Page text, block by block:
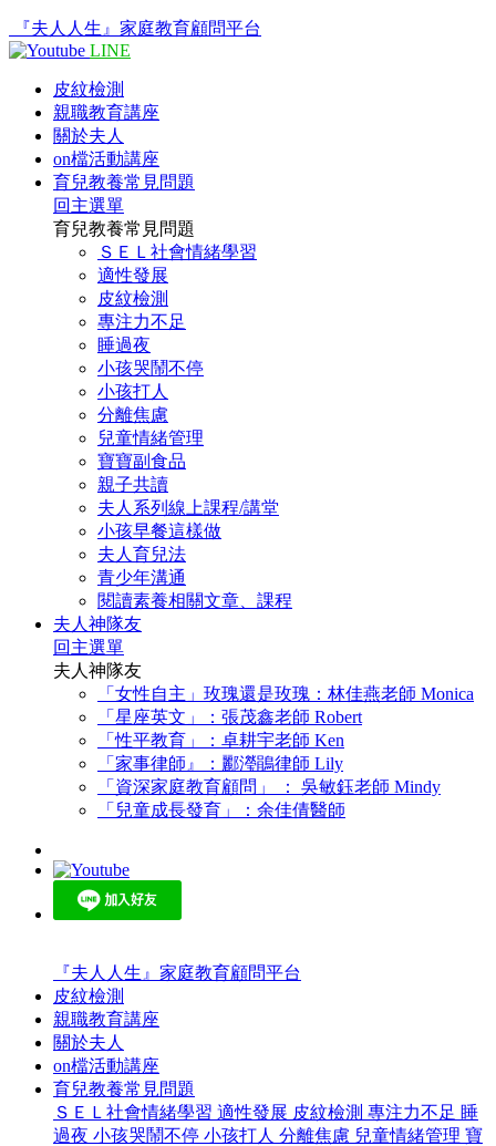
『夫人人生』家庭教育顧問平台
LINE
皮紋檢測
親職教育講座
關於夫人
on檔活動講座
育兒教養常見問題
回主選單
育兒教養常見問題
ＳＥＬ社會情緒學習
適性發展
皮紋檢測
專注力不足
睡過夜
小孩哭鬧不停
小孩打人
分離焦慮
兒童情緒管理
寶寶副食品
親子共讀
夫人系列線上課程/講堂
小孩早餐這樣做
夫人育兒法
青少年溝通
閱讀素養相關文章、課程
夫人神隊友
回主選單
夫人神隊友
「女性自主」玫瑰還是玫瑰：林佳燕老師 Monica
「星座英文」：張茂鑫老師 Robert
「性平教育」：卓耕宇老師 Ken
「家事律師』：酈瀅鵑律師 Lily
「資深家庭教育顧問」 ： 吳敏鈺老師 Mindy
「兒童成長發育」：余佳倩醫師
『夫人人生』家庭教育顧問平台
皮紋檢測
親職教育講座
關於夫人
on檔活動講座
育兒教養常見問題
ＳＥＬ社會情緒學習 適性發展 皮紋檢測 專注力不足 睡
過夜 小孩哭鬧不停 小孩打人 分離焦慮 兒童情緒管理 寶